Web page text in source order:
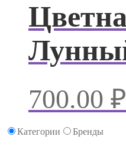
700.00 ₽
Категории Бренды